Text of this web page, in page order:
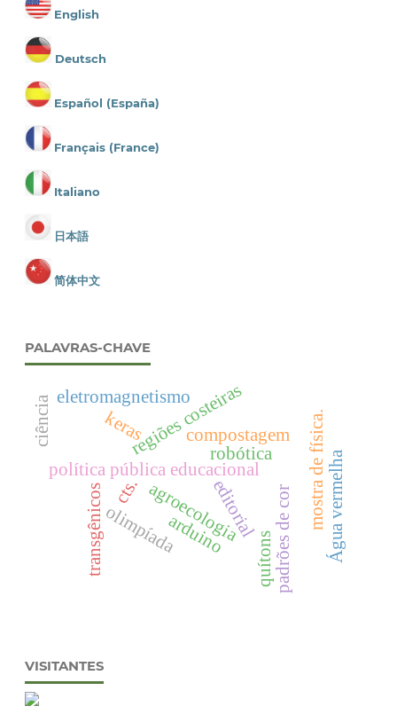
English
Deutsch
Español (España)
Français (France)
Italiano
日本語
简体中文
PALAVRAS-CHAVE
editorial
olimpíada
política pública educacional
padrões de cor
quítons
regiões costeiras
robótica
keras mostra de física.
transgênicos cts. Água vermelha
agroecologia
compostagem
eletromagnetismo
ciência
arduino
VISITANTES